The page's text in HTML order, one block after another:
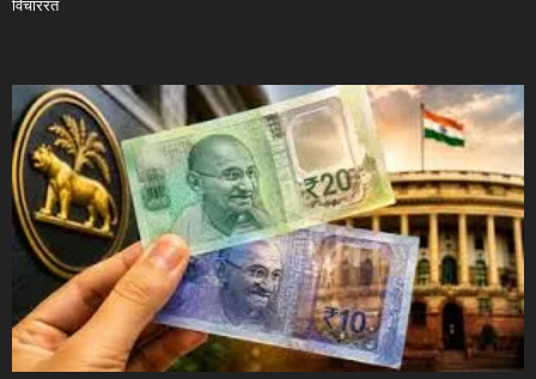
विचाररत